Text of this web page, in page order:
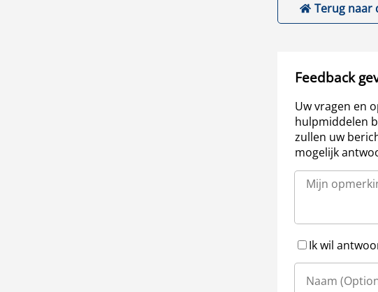
Terug naar
Feedback
Uw vragen en
hulpmiddelen
zullen uw
mogelijk
Ik wil